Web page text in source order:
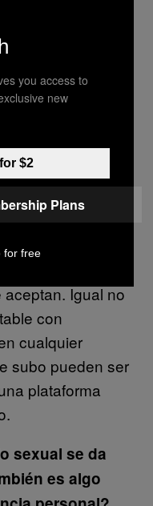
de la censura
o penes en
trabajo no tengo
decir, no estoy
en
que funciona
curioso recibir
teniendo en
que pueden
ser de gente
Igual no
con
cualquier
subo pueden ser
plataforma
sexual se da
es algo
you access to
new
$2
Plans
for free